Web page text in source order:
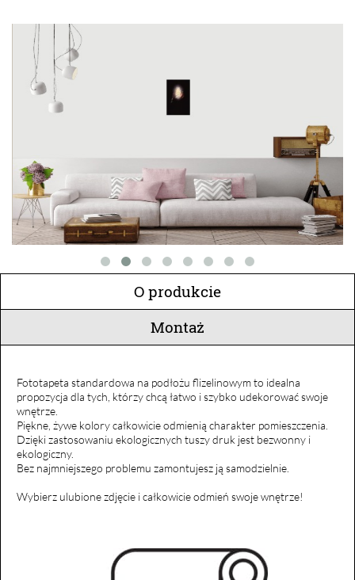
O produkcie
Montaż
Fototapeta standardowa na podłożu flizelinowym to idealna
propozycja dla tych, którzy chcą łatwo i szybko udekorować swoje
wnętrze.
Piękne, żywe kolory całkowicie odmienią charakter pomieszczenia.
Dzięki zastosowaniu ekologicznych tuszy druk jest bezwonny i
ekologiczny.
Bez najmniejszego problemu zamontujesz ją samodzielnie.
Wybierz ulubione zdjęcie i całkowicie odmień swoje wnętrze!